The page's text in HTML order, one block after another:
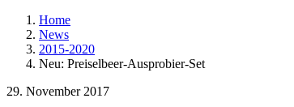
Home
News
2015-2020
Neu: Preiselbeer-Ausprobier-Set
29. November 2017